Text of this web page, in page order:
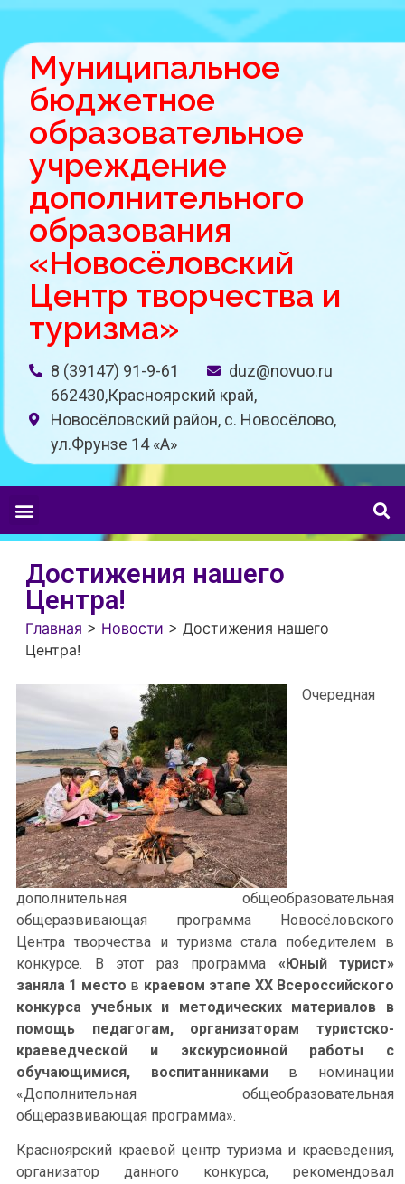
Муниципальное
бюджетное
образовательное
учреждение
дополнительного
образования
«Новосёловский
Центр творчества и
туризма»
8 (39147) 91-9-61
duz@novuo.ru
662430,Красноярский край,
Новосёловский район, с. Новосёлово,
ул.Фрунзе 14 «A»
Достижения нашего
Центра!
Главная > Новости > Достижения нашего
Центра!
Очередная
дополнительная общеобразовательная
общеразвивающая программа Новосёловского
Центра творчества и туризма стала победителем в
конкурсе. В этот раз программа «Юный турист»
заняла 1 место в краевом этапе XX Всероссийского
конкурса учебных и методических материалов в
помощь педагогам, организаторам туристско-
краеведческой и экскурсионной работы с
обучающимися, воспитанникамив номинации
«Дополнительная общеобразовательная
общеразвивающая программа».
Красноярский краевой центр туризма и краеведения,
организатор данного конкурса, рекомендовал